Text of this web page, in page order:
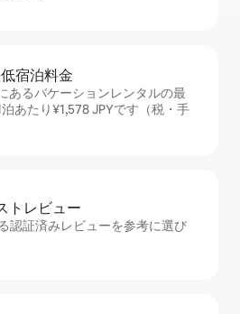
宿⁠泊⁠料⁠金
あるバケーションレンタルの最
あたり¥1,578 JPYです（税・手
ト⁠レ⁠ビ⁠ュ⁠ー
認証済みレビューを参考に選び